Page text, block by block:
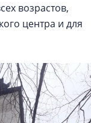
возрастов,
центра и для